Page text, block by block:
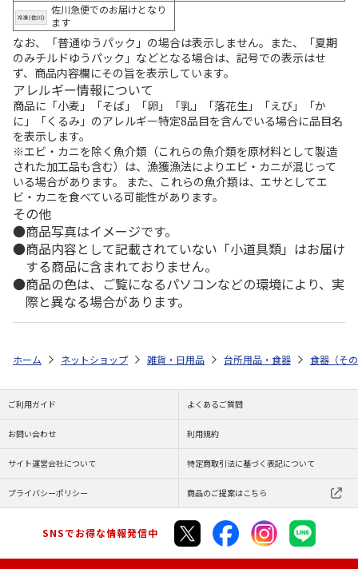
佐川急便でのお届けとなり
ます
なお、「普通ゆうパック」の場合は表示しません。また、「夏期
のみチルドゆうパック」などとなる場合は、記号での表示はせ
ず、商品内容欄にその旨を表示しています。
アレルギー情報について
商品に「小麦」「そば」「卵」「乳」「落花生」「えび」「か
に」「くるみ」のアレルギー特定8品目を含んでいる場合に品目名
を表示します。
※エビ・カニを除く魚介類（これらの魚介類を原材料として製造
された加工品も含む）は、漁獲漁法によりエビ・カニが混じって
いる場合があります。 また、これらの魚介類は、エサとしてエ
ビ・カニを食べている可能性があります。
その他
商品写真はイメージです。
商品内容として記載されていない「小道具類」はお届け
する商品に含まれておりません。
商品の色は、ご覧になるパソコンなどの環境により、実
際と異なる場合があります。
ホーム ネットショップ 雑貨・日用品 台所用品・食器 食器（そ
ご利用ガイド よくあるご質問
お問い合わせ 利用規約
サイト運営会社について 特定商取引法に基づく表記について
プライバシーポリシー 商品のご提案はこちら
SNSでお得な情報発信中